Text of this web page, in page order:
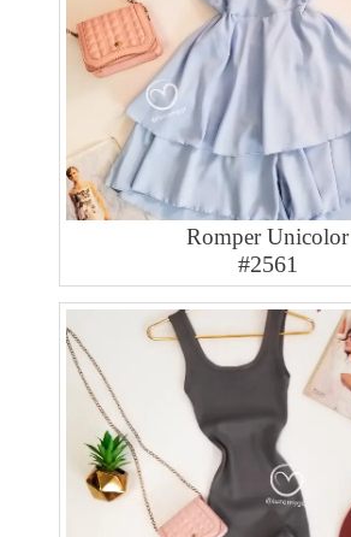
Romper Unicolor
#2561